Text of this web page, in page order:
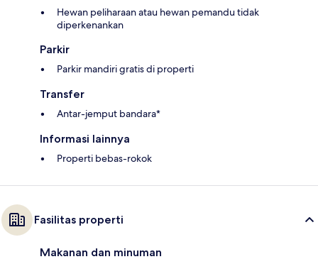
Hewan peliharaan atau hewan pemandu tidak
diperkenankan
Parkir
Parkir mandiri gratis di properti
Transfer
Antar-jemput bandara*
Informasi lainnya
Properti bebas-rokok
Fasilitas properti
Makanan dan minuman